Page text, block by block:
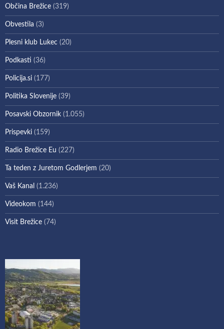
Občina Brežice (319)
Obvestila (3)
Plesni klub Lukec (20)
Podkasti (36)
Policija.si (177)
Politika Slovenije (39)
Posavski Obzornik (1.055)
Prispevki (159)
Radio Brežice Eu (227)
Ta teden z Juretom Godlerjem (20)
Vaš Kanal (1.236)
Videokom (144)
Visit Brežice (74)